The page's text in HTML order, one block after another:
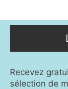
Recevez
sélection de